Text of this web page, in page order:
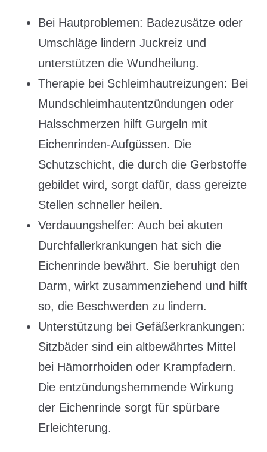
Bei Hautproblemen: Badezusätze oder
Umschläge lindern Juckreiz und
unterstützen die Wundheilung.
Therapie bei Schleimhautreizungen: Bei
Mundschleimhautentzündungen oder
Halsschmerzen hilft Gurgeln mit
Eichenrinden-Aufgüssen. Die
Schutzschicht, die durch die Gerbstoffe
gebildet wird, sorgt dafür, dass gereizte
Stellen schneller heilen.
Verdauungshelfer: Auch bei akuten
Durchfallerkrankungen hat sich die
Eichenrinde bewährt. Sie beruhigt den
Darm, wirkt zusammenziehend und hilft
so, die Beschwerden zu lindern.
Unterstützung bei Gefäßerkrankungen:
Sitzbäder sind ein altbewährtes Mittel
bei Hämorrhoiden oder Krampfadern.
Die entzündungshemmende Wirkung
der Eichenrinde sorgt für spürbare
Erleichterung.